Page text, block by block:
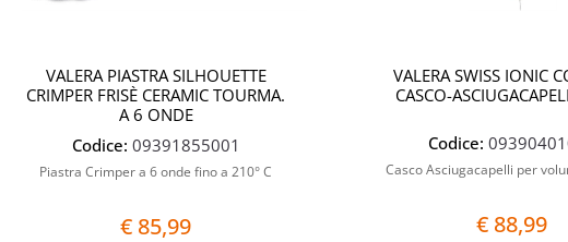
VALERA PIASTRA SILHOUETTE
CRIMPER FRISÈ CERAMIC TOURMA.
A 6 ONDE
Codice: 09391855001
Piastra Crimper a 6 onde fino a 210° C
€ 85,99
VALERA SWISS IONIC
CASCO-
Codice:
Casco Asciugacapelli per
€ 88,99